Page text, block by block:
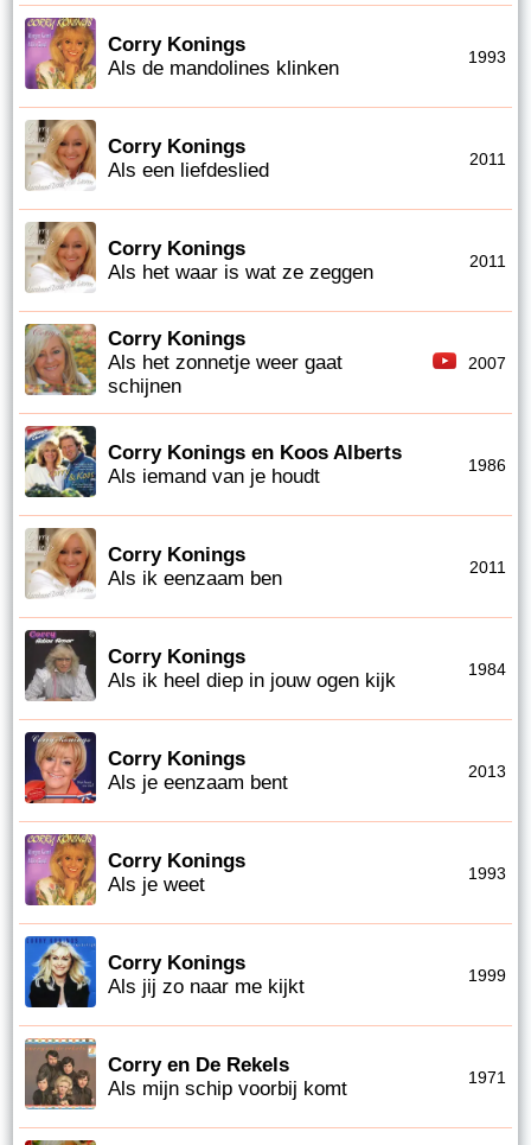
Corry Konings
Als de mandolines klinken
1993
Corry Konings
Als een liefdeslied
2011
Corry Konings
Als het waar is wat ze zeggen
2011
Corry Konings
Als het zonnetje weer gaat
schijnen
2007
Corry Konings en Koos Alberts
Als iemand van je houdt
1986
Corry Konings
Als ik eenzaam ben
2011
Corry Konings
Als ik heel diep in jouw ogen kijk
1984
Corry Konings
Als je eenzaam bent
2013
Corry Konings
Als je weet
1993
Corry Konings
Als jij zo naar me kijkt
1999
Corry en De Rekels
Als mijn schip voorbij komt
1971